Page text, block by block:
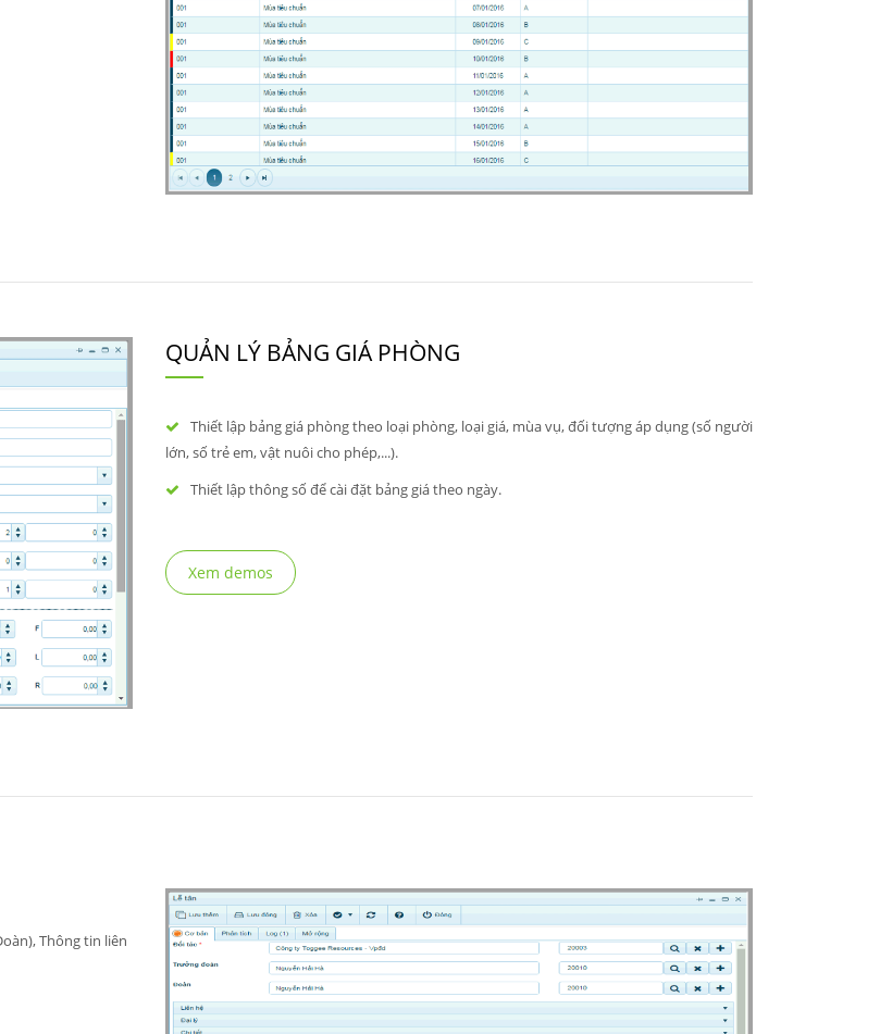
QUẢN LÝ BẢNG GIÁ PHÒNG
Thiết lập bảng giá phòng theo loại phòng, loại giá, mùa vụ, đối tượng áp dụng (số người
lớn, số trẻ em, vật nuôi cho phép,...).
Thiết lập thông số để cài đặt bảng giá theo ngày.
Xem demos
Thông tin liên